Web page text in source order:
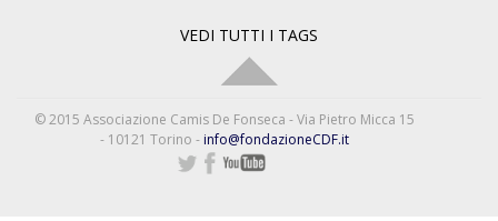
VEDI TUTTI I TAGS
© 2015 Associazione Camis De Fonseca - Via Pietro Micca 15
- 10121 Torino - info@fondazioneCDF.it